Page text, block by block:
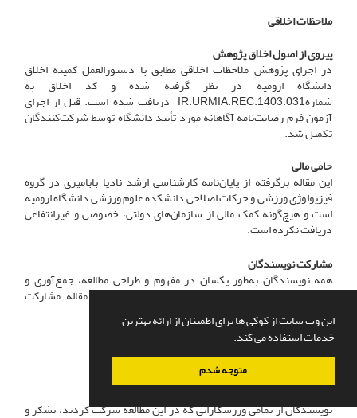
این وب سایت از کوکی ها برای اطمینان از ارائه بهترین
خدمات استفاده می کند.
متوجه شدم
ملاحظات اخلاقی
پیروی از اصول اخلاق پژوهش
در اجرای پژوهش ملاحظات اخلاقی مطابق با دستورالعمل کمیته اخلاق
دانشگاه ارومیه در نظر گرفته شده و کد اخلاق به
شمارهIR.URMIA.REC.1403.031 دریافت شده است. قبل از اجرای
آزمون فرم رضایت‌نامه آگاهانه مورد تأیید دانشگاه توسط شرکت‌کنندگان
تکمیل شد.
حامی مالی
این مقاله برگرفته از پایان‌نامه کارشناسی ارشد نادیا بابامیری در گروه
فیزیولوژی ورزشی و حرکات اصلاحی دانشکده علوم ورزشی دانشگاه ارومیه
است و هیچ‌گونه کمک مالی از سازمان‌های دولتی، خصوصی و غیرانتفاعی
دریافت نکرده است.
مشارکت نویسندگان
همه نویسندگان به‌طور یکسان در مفهوم و طراحی مطالعه، جمع‌آوری و
تجزیه‌وتحلیل داده‌ها، تفسیر نتایج و تهیه پیش‌نویس مقاله مشارکت
تعارض منافع
بنابر اظهار نویسندگان، این مقاله تعارض منافع ندارد.
نویسندگان از تمامی ورزشکارانی که در این مطالعه شرکت کردند، تشکر و